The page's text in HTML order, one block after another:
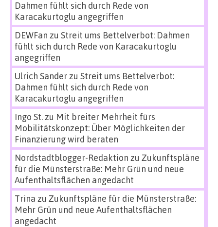
Dahmen fühlt sich durch Rede von
Karacakurtoglu angegriffen
DEWFan zu Streit ums Bettelverbot: Dahmen
fühlt sich durch Rede von Karacakurtoglu
angegriffen
Ulrich Sanderzu Streit ums Bettelverbot:
Dahmen fühlt sich durch Rede von
Karacakurtoglu angegriffen
Ingo St.zu Mit breiter Mehrheit fürs
Mobilitätskonzept: Über Möglichkeiten der
Finanzierung wird beraten
Nordstadtblogger-Redaktion zu Zukunftspläne
für die Münsterstraße: Mehr Grün und neue
Aufenthaltsflächen angedacht
Trina zu Zukunftspläne für die Münsterstraße:
Mehr Grün und neue Aufenthaltsflächen
angedacht